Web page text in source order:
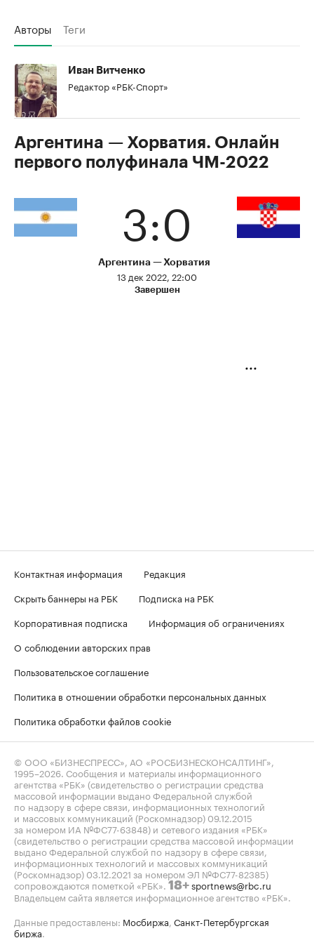
Авторы Теги
Иван Витченко
Редактор «РБК-Спорт»
Аргентина — Хорватия. Онлайн
первого полуфинала ЧМ-2022
3:0
Аргентина
Завершен
13 дек 2022, 22:00
Хорватия
Контактная информация
Редакция
Скрыть баннеры на РБК
Подписка на РБК
Корпоративная подписка
Информация об ограничениях
О соблюдении авторских прав
Пользовательское соглашение
Политика в отношении обработки персональных данных
Политика обработки файлов cookie
© ООО «БИЗНЕСПРЕСС», АО «РОСБИЗНЕСКОНСАЛТИНГ»,
1995–2026 . Сообщения и материалы информационного
агентства «РБК» (свидетельство о регистрации средства
массовой информации выдано Федеральной службой
по надзору в сфере связи, информационных технологий
и массовых коммуникаций (Роскомнадзор) 09.12.2015
за номером ИА №ФС77-63848) и сетевого издания «РБК»
(свидетельство о регистрации средства массовой информации
выдано Федеральной службой по надзору в сфере связи,
информационных технологий и массовых коммуникаций
(Роскомнадзор) 03.12.2021 за номером ЭЛ №ФС77-82385)
сопровождаются пометкой «РБК». 18+ sportnews@rbc.ru
Владельцем сайта является информационное агентство «РБК».
Данные предоставлены: Мосбиржа Санкт-Петербургская
биржа